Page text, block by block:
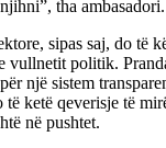
tha ambasadori.
sipas saj, do të
vullnetit politik.
një sistem
ketë qeverisje të
në pushtet.